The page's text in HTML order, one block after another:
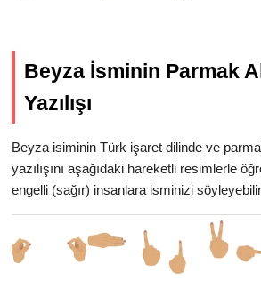
Beyza İsminin Parmak
Yazılışı
Beyza isiminin Türk işaret dilinde ve
yazılışını aşağıdaki hareketli resimlerle
engelli (sağır) insanlara isminizi